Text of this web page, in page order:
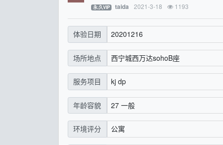
永.久VIP taida 2021-3-18 1193
体验日期 20201216
场所地点 西宁城西万达sohoB座
服务项目 kj dp
年龄容貌 27 一般
环境评分 公寓